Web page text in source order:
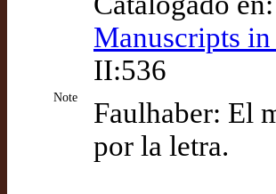
Manuscripts
II:536
Note
Faulhaber: El
por la letra.